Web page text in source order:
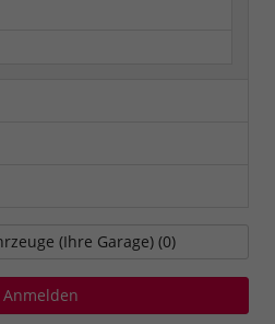
(Ihre Garage) (0)
Anmelden